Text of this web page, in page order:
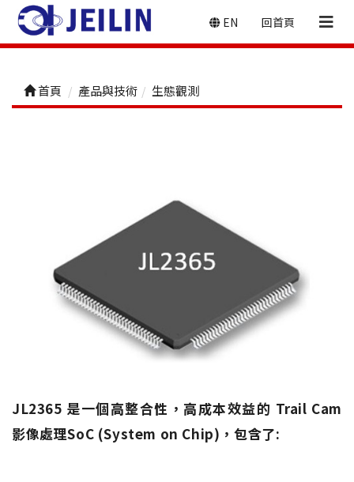
EN 回首頁
首頁 產品與技術 生態觀測
JL2365 是一個高整合性，高成本效益的 Trail Cam
影像處理SoC (System on Chip)，包含了: